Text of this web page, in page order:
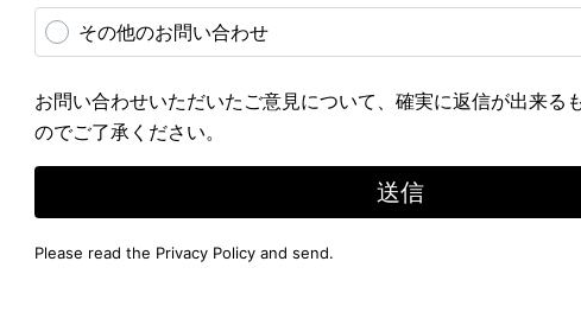
その他のお問い合わせ
お問い合わせいただいたご意見について、確実に返信が出来る
のでご了承ください。
送信
Please read the Privacy Policy and send.